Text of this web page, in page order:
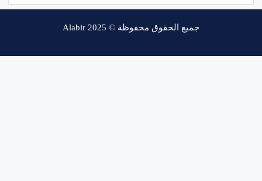
جميع الحقوق محفوظة © Alabir 2025